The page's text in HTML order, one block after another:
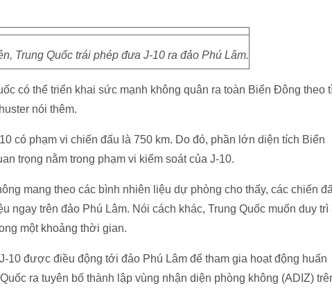
Trung Quốc trái phép đưa J-10 ra đảo Phú Lâm.
có thể triển khai sức mạnh không quân ra toàn Biển Đông theo
nói thêm.
có phạm vi chiến đấu là 750 km. Do đó, phần lớn diện tích Biển
trọng nằm trong phạm vi kiểm soát của J-10.
mang theo các bình nhiên liệu dự phòng cho thấy, các chiến
ngay trên đảo Phú Lâm. Nói cách khác, Trung Quốc muốn duy trì
một khoảng thời gian.
10 được điều động tới đảo Phú Lâm để tham gia hoạt động huấn
ra tuyên bố thành lập vùng nhận diện phòng không (ADIZ)